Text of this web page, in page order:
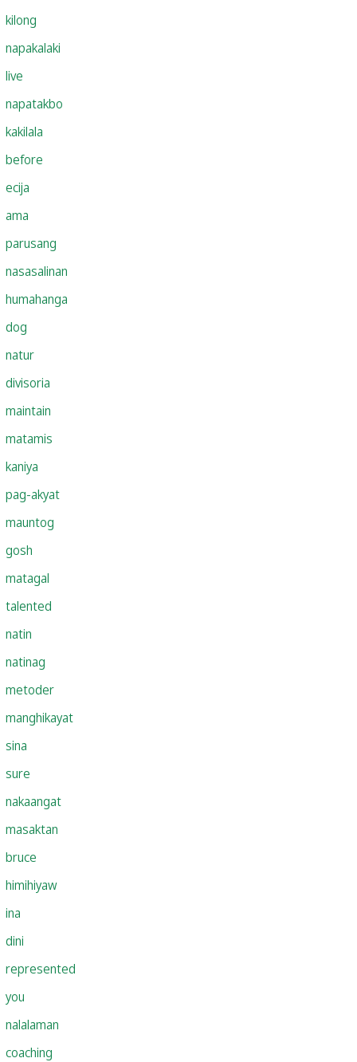
kilong
napakalaki
live
napatakbo
kakilala
before
ecija
ama
parusang
nasasalinan
humahanga
dog
natur
divisoria
maintain
matamis
kaniya
pag-akyat
mauntog
gosh
matagal
talented
natin
natinag
metoder
manghikayat
sina
sure
nakaangat
masaktan
bruce
himihiyaw
ina
dini
represented
you
nalalaman
coaching